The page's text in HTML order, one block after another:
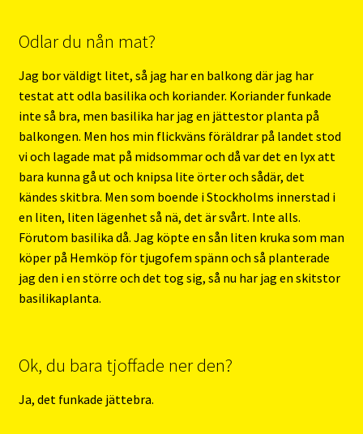
Odlar du nån mat?
Jag bor väldigt litet, så jag har en balkong där jag har
testat att odla basilika och koriander. Koriander funkade
inte så bra, men basilika har jag en jättestor planta på
balkongen. Men hos min flickväns föräldrar på landet stod
vi och lagade mat på midsommar och då var det en lyx att
bara kunna gå ut och knipsa lite örter och sådär, det
kändes skitbra. Men som boende i Stockholms innerstad i
en liten, liten lägenhet så nä, det är svårt. Inte alls.
Förutom basilika då. Jag köpte en sån liten kruka som man
köper på Hemköp för tjugofem spänn och så planterade
jag den i en större och det tog sig, så nu har jag en skitstor
basilikaplanta.
Ok, du bara tjoffade ner den?
Ja, det funkade jättebra.